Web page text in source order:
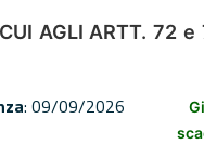
AGLI ARTT. 72
: 09/09/2026